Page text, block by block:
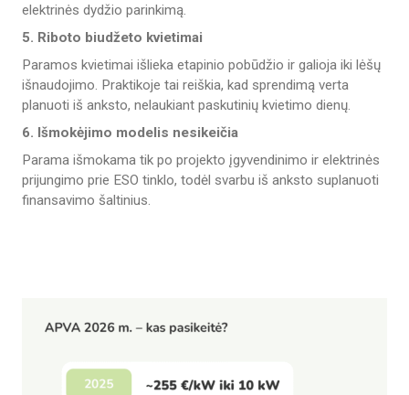
elektrinės dydžio parinkimą.
5. Riboto biudžeto kvietimai
Paramos kvietimai išlieka etapinio pobūdžio ir galioja iki lėšų
išnaudojimo. Praktikoje tai reiškia, kad sprendimą verta
planuoti iš anksto, nelaukiant paskutinių kvietimo dienų.
6. Išmokėjimo modelis nesikeičia
Parama išmokama tik po projekto įgyvendinimo ir elektrinės
prijungimo prie ESO tinklo, todėl svarbu iš anksto suplanuoti
finansavimo šaltinius.